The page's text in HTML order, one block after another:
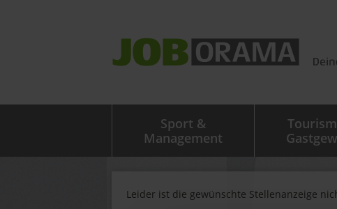
Sport &
Management
Leider ist die gewünschte Stellenanzeige